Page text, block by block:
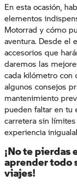
En esta ocasión,
elementos
Motorrad y cómo
aventura. Desde el
accesorios que
daremos las
cada kilómetro con
algunos consejos
mantenimiento
pueden faltar en tu
carretera sin
experiencia
¡No te pierdas
aprender todo
viajes!